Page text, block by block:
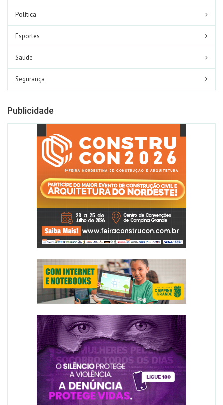
Política
Esportes
Saúde
Segurança
Publicidade